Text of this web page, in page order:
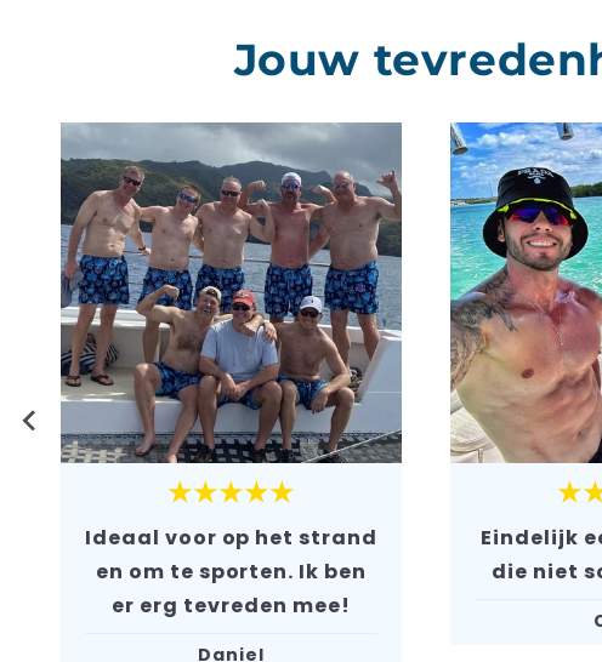
Jouw
★★★★★
Ideaal voor op het strand
en om te sporten. Ik ben
er erg tevreden mee!
Daniel
Eindelijk
die niet